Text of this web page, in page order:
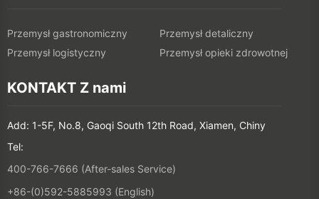
Przemysł gastronomiczny
Przemysł detaliczny
Przemysł logistyczny
Przemysł opieki zdrowotnej
KONTAKT Z nami
Add: 1-5F, No.8, Gaoqi South 12th Road, Xiamen, Chiny
Tel:
400-766-7666 (After-sales Service)
+86-(0)592-5885993 (English)